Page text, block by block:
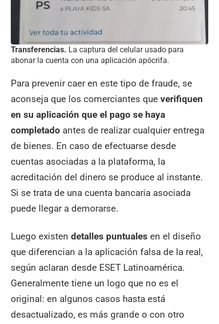
Transferencias. La captura del celular usado para
abonar la cuenta con una aplicación apócrifa.
Para prevenir caer en este tipo de fraude, se
aconseja que los comerciantes queverifiquen
en su aplicación que el pago se haya
completado antes de realizar cualquier entrega
de bienes. En caso de efectuarse desde
cuentas asociadas a la plataforma, la
acreditación del dinero se produce al instante.
Si se trata de una cuenta bancaria asociada
puede llegar a demorarse.
Luego existendetalles puntuales en el diseño
que diferencian a la aplicación falsa de la real,
según aclaran desde ESET Latinoamérica.
Generalmente tiene un logo que no es el
original: en algunos casos hasta está
desactualizado, es más grande o con otro